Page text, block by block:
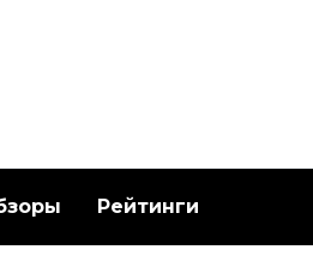
Рейтинги